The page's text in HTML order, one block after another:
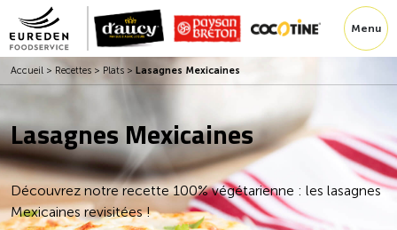
Menu
Accueil > Recettes > Plats > Lasagnes Mexicaines
Lasagnes Mexicaines
Découvrez notre recette 100% végétarienne : les lasagnes
Mexicaines revisitées !